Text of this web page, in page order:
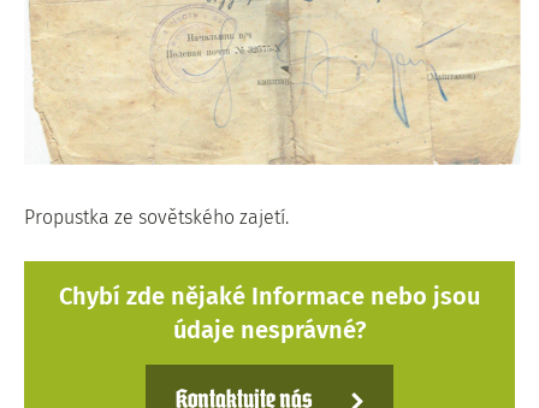
Propustka ze sovětského zajetí.
Chybí zde nějaké Informace nebo jsou
údaje nesprávné?
Kontaktujte nás